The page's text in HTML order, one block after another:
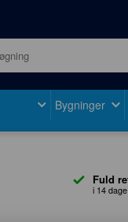
Bygninger
Fuld
i 14 dage